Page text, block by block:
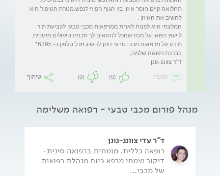
תחלואה קיים חוסר איזון בין הגוף הפיזי לנפש.מטרת הטיפול היא
המלצתי היא לפנות לאחת ממרפאות מכבי טבעי לקביעת תור
ד"ר צוונג-גונן
תגובה (0)
(0) שיתוף
מנהל פורום מכבי טבעי - רפואה משלימה
ד"ר עדי צוונג-גונן
רופאה כללית, מומחית ברפואה סינית-
דיקור וצמחי מרפא כיום מנהלת רפואית
של מכבי...